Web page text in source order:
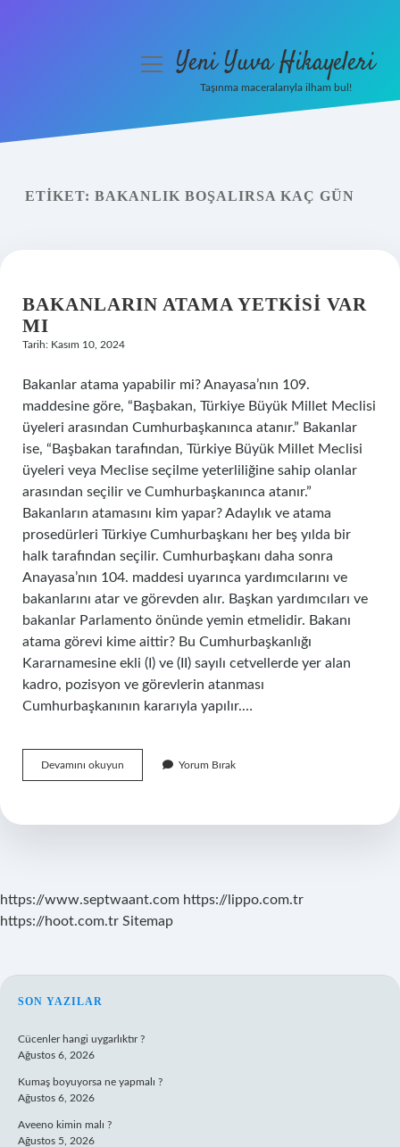
Yasal Uyarı
menüyüYeni Yuva Hikayeleri
Taşınma maceralarıyla ilham bul!
ETIKET: BAKANLIK BOŞALIRSA KAÇ GÜN
BAKANLARIN ATAMA YETKISI VAR
MI
Tarih: Kasım 10, 2024
Bakanlar atama yapabilir mi? Anayasa’nın 109.
maddesine göre, “Başbakan, Türkiye Büyük Millet Meclisi
üyeleri arasından Cumhurbaşkanınca atanır.” Bakanlar
ise, “Başbakan tarafından, Türkiye Büyük Millet Meclisi
üyeleri veya Meclise seçilme yeterliliğine sahip olanlar
arasından seçilir ve Cumhurbaşkanınca atanır.”
Bakanların atamasını kim yapar? Adaylık ve atama
prosedürleri Türkiye Cumhurbaşkanı her beş yılda bir
halk tarafından seçilir. Cumhurbaşkanı daha sonra
Anayasa’nın 104. maddesi uyarınca yardımcılarını ve
bakanlarını atar ve görevden alır. Başkan yardımcıları ve
bakanlar Parlamento önünde yemin etmelidir. Bakanı
atama görevi kime aittir? Bu Cumhurbaşkanlığı
Kararnamesine ekli (I) ve (II) sayılı cetvellerde yer alan
kadro, pozisyon ve görevlerin atanması
Cumhurbaşkanının kararıyla yapılır.…
Devamını okuyun Bakanların
Atama
Mı
Yorum Bırak
https://www.septwaant.com https://lippo.com.tr
https://hoot.com.tr Sitemap
SIDEBAR
SON YAZILAR
Cücenler hangi uygarlıktır ?
Ağustos 6, 2026
Kumaş boyuyorsa ne yapmalı ?
Ağustos 6, 2026
Aveeno kimin malı ?
Ağustos 5, 2026